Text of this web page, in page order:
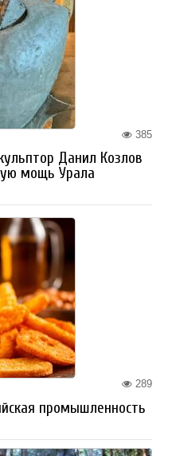
385
Данил Козлов
мощь Урала
289
промышленность